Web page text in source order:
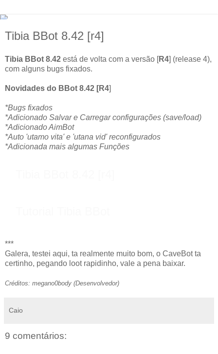
Tibia BBot 8.42 [r4]
Tibia BBot 8.42 está de volta com a versão [R4] (release 4),
com alguns bugs fixados.
Novidades do BBot 8.42 [R4]
*Bugs fixados
*Adicionado Salvar e Carregar configurações (save/load)
*Adicionado AimBot
*Auto 'utamo vita' e 'utana vid' reconfigurados
*Adicionada mais algumas Funções
***
Galera, testei aqui, ta realmente muito bom, o CaveBot ta
certinho, pegando loot rapidinho, vale a pena baixar.
Créditos: megano0body (Desenvolvedor)
Caio
9 comentários: